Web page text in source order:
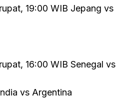
19:00 WIB Jepang vs
16:00 WIB Senegal vs
vs Argentina